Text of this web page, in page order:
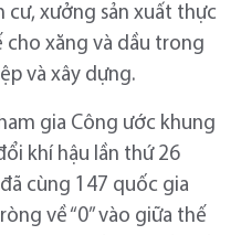
cư, xưởng sản xuất thực
cho xăng và dầu trong
và xây dựng.
gia Công ước khung
khí hậu lần thứ 26
cùng 147 quốc gia
về “0” vào giữa thế